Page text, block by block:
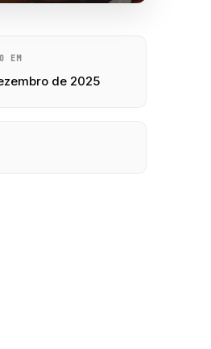
EM
de 2025